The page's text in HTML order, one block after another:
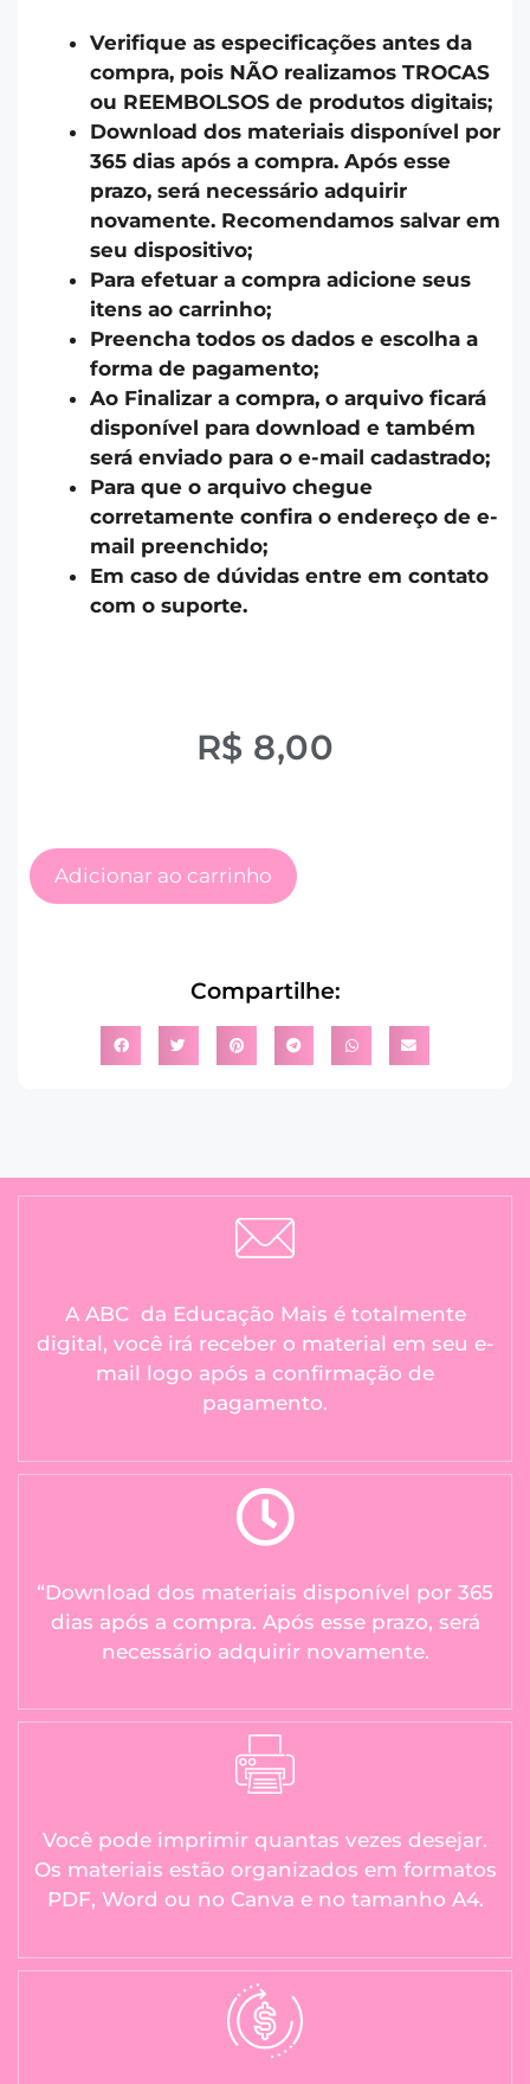
Verifique as especificações antes da
compra, pois NÃO realizamos TROCAS
ou REEMBOLSOS de produtos digitais;
Download dos materiais disponível por
365 dias após a compra. Após esse
prazo, será necessário adquirir
novamente. Recomendamos salvar em
seu dispositivo;
Para efetuar a compra adicione seus
itens ao carrinho;
Preencha todos os dados e escolha a
forma de pagamento;
Ao Finalizar a compra, o arquivo ficará
disponível para download e também
será enviado para o e-mail cadastrado;
Para que o arquivo chegue
corretamente confira o endereço de e-
mail preenchido;
Em caso de dúvidas entre em contato
com o suporte.
R$ 8,00
Adicionar ao carrinho
Compartilhe:
A ABC da Educação Mais é totalmente
digital, você irá receber o material em seu e-
mail logo após a confirmação de
pagamento.
“Download dos materiais disponível por 365
dias após a compra. Após esse prazo, será
necessário adquirir novamente.
Você pode imprimir quantas vezes desejar.
Os materiais estão organizados em formatos
PDF, Word ou no Canva e no tamanho A4.